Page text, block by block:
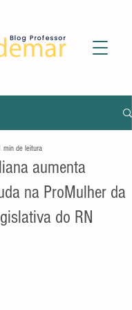
aumenta
na ProMulher da
do RN
min de leitura
de 5 estrelas.